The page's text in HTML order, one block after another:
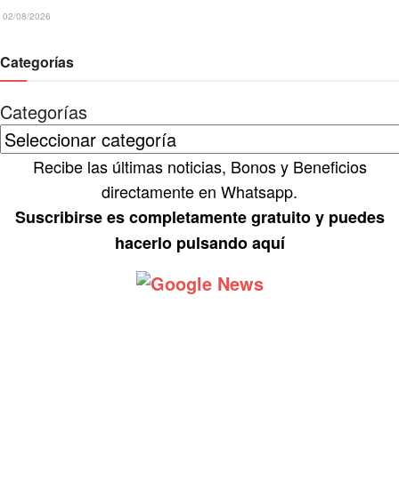
02/08/2026
Categorías
Categorías
Recibe las últimas noticias, Bonos y Beneficios
directamente en Whatsapp.
Suscribirse es completamente gratuito y puedes
hacerlo pulsando aquí